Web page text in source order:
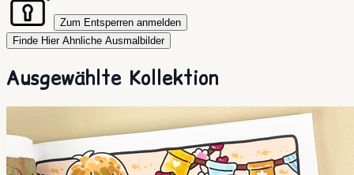
Zum Entsperren anmelden
Finde Hier Ahnliche Ausmalbilder
Ausgewählte Kollektion